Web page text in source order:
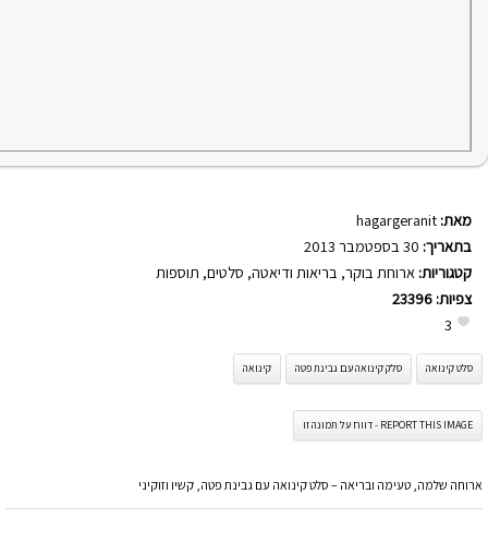
מאת: hagargeranit
בתאריך:
קטגוריות: ארוחת בוקר, בריאות ודיאטה, סלטים, תוספות
צפיות: 23396
3
סלט קינואה סלק קינואה עם גבינת פטה קינואה
REPORT THIS IMAGE - דווח על תמונה זו
ארוחה שלמה, טעימה ובריאה – סלט קינואה עם גבינת פטה, קשיו וזוקיני